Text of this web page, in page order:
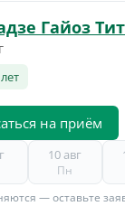
Гайоз
на приём
10 авг
Пн
— оставьте